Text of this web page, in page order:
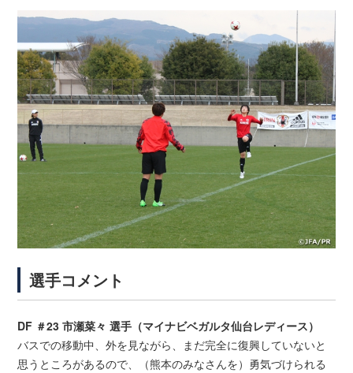
選手コメント
DF ＃23 市瀬菜々 選手（マイナビベガルタ仙台レディース）
バスでの移動中、外を見ながら、まだ完全に復興していないと
思うところがあるので、（熊本のみなさんを）勇気づけられる